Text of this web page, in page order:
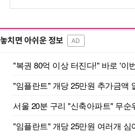
놓치면 아쉬운 정보 AD